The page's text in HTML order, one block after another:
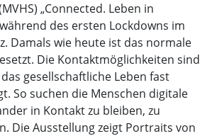
„Connected. Leben in
des ersten Lockdowns im
Damals wie heute ist das normale
Die Kontaktmöglichkeiten sind
gesellschaftliche Leben fast
So suchen die Menschen digitale
in Kontakt zu bleiben, zu
Die Ausstellung zeigt Portraits von